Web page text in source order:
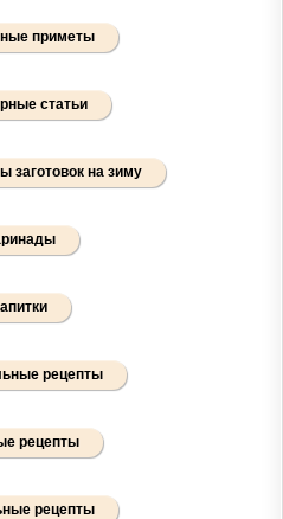
приметы
статьи
заготовок на зиму
рецепты
рецепты
рецепты